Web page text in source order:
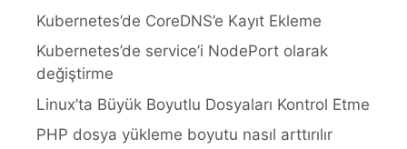
Kubernetes’de CoreDNS’e Kayıt Ekleme
Kubernetes’de service’i NodePort olarak
değiştirme
Linux’ta Büyük Boyutlu Dosyaları Kontrol Etme
PHP dosya yükleme boyutu nasıl arttırılır